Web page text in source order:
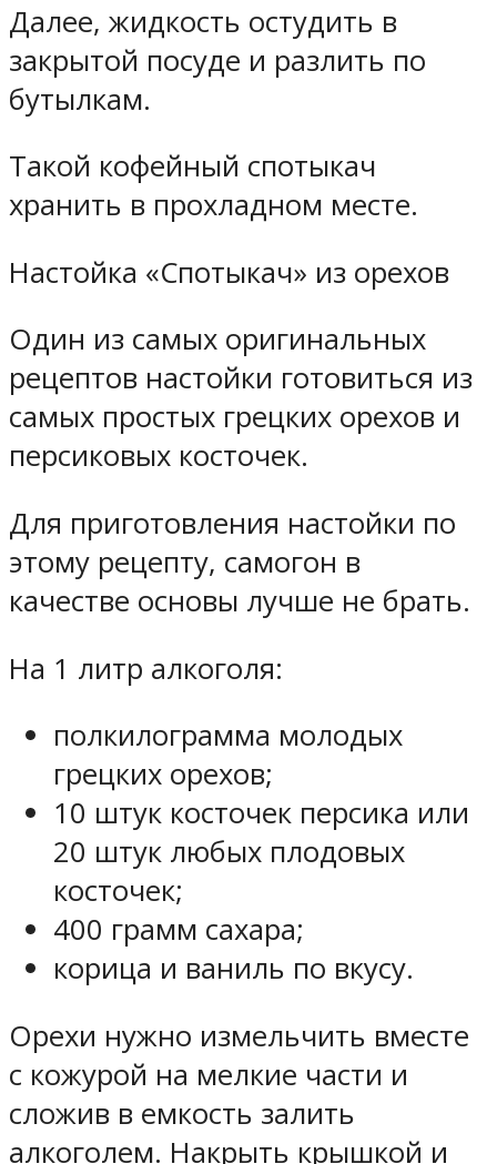
Далее, жидкость остудить в
закрытой посуде и разлить по
бутылкам.
Такой кофейный спотыкач
хранить в прохладном месте.
Настойка «Спотыкач» из орехов
Один из самых оригинальных
рецептов настойки готовиться из
самых простых грецких орехов и
персиковых косточек.
Для приготовления настойки по
этому рецепту, самогон в
качестве основы лучше не брать.
На 1 литр алкоголя:
полкилограмма молодых
грецких орехов;
10 штук косточек персика или
20 штук любых плодовых
косточек;
400 грамм сахара;
корица и ваниль по вкусу.
Орехи нужно измельчить вместе
с кожурой на мелкие части и
сложив в емкость залить
алкоголем. Накрыть крышкой и